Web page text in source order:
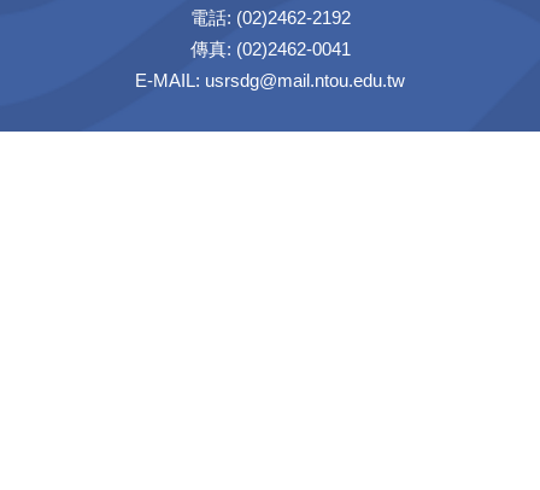
電話: (02)2462-2192
傳真: (02)2462-0041
E-MAIL: usrsdg@mail.ntou.edu.tw